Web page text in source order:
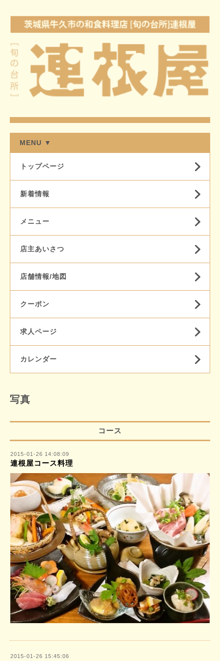
MENU ▼
トップページ
新着情報
メニュー
店主あいさつ
店舗情報/地図
クーポン
求人ページ
カレンダー
写真
コース
2015-01-26 14:08:09
連根屋コース料理
2015-01-26 15:45:06